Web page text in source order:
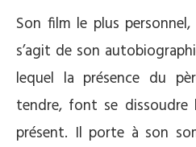
Son film le plus
s’agit de son
lequel la présence du
tendre, font se
présent. Il porte à son